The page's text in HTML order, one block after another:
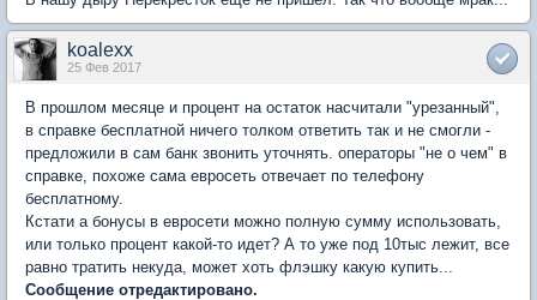
koalexx
25 Фев 2017
В прошлом месяце и процент на остаток насчитали "урезанный",
в справке бесплатной ничего толком ответить так и не смогли -
предложили в сам банк звонить уточнять. операторы "не о чем" в
справке, похоже сама евросеть отвечает по телефону
бесплатному.
Кстати а бонусы в евросети можно полную сумму использовать,
или только процент какой-то идет? А то уже под 10тыс лежит, все
равно тратить некуда, может хоть флэшку какую купить...
Сообщение отредактировано.